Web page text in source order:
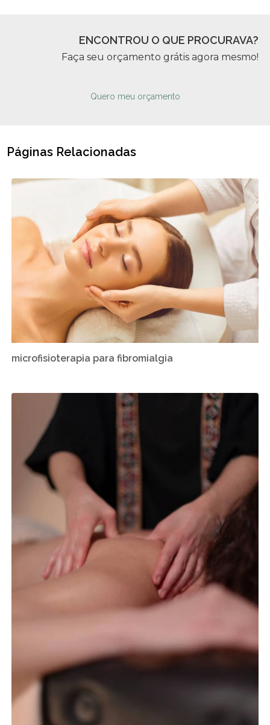
ENCONTROU O QUE PROCURAVA?
Faça seu orçamento grátis agora mesmo!
Quero meu orçamento
Páginas Relacionadas
microfisioterapia para fibromialgia